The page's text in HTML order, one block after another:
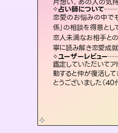
占い師について
恋愛のお悩みの中で
係」の相談を得意と
恋人未満なお相手と
寧に読み解き恋愛成就
ユーザーレビュー
鑑定していただいて
動すると仲が復活し
とうございました（40
片想い、あの人
占い師について
3,700年以上の歴
占術「易占」で詳
かう道筋を示しま
体的な対策をお伝
ユーザーレビュー
複雑な背景もしっ
いただけました。
た（50代 女性）
恋愛総合、
占い師に
復縁、恋愛、
思い、仕事関
いことや心の
紐解き、背中を
ユーザーレ
安心感のあり
さない鑑定の
持ちを整えら
片想い、
占い師
連絡再開、復縁、成就などの報告実績多数。セラピストとし
ユーザー
とても心温
らは何も言
しゃるんだ
恋愛総
占い
霊視×
「未来
ち」ま
ントを優
ユーザ
不安な気
た…！よく
感じまし
得
出逢
占
未来
ます。
たの
選択でき
ユーザ
職場の人
本当によ
打てて前